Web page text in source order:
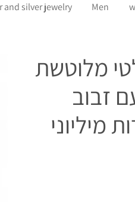
Men
and silver jewelry
מלוטשת
זבוב
מיליוני